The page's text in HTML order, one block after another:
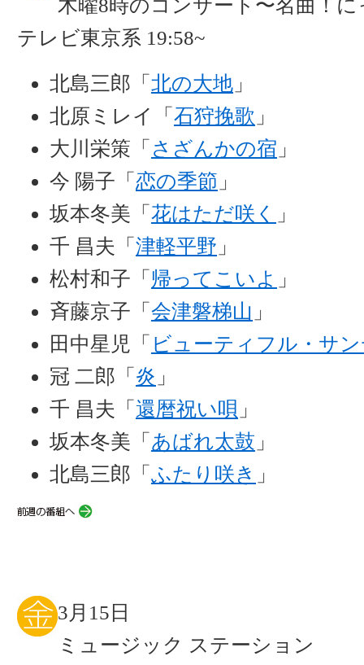
木曜8時のコンサート〜名曲！
テレビ東京系 19:58~
北島三郎「 北の大地 」
北原ミレイ「 石狩挽歌 」
大川栄策「 さざんかの宿 」
今 陽子「 恋の季節 」
坂本冬美「 花はただ咲く
」
千 昌夫「 津軽平野 」
松村和子「 帰ってこいよ 」
斉藤京子「 会津磐梯山 」
田中星児「 ビューティフル・サ
冠 二郎「 炎 」
千 昌夫「 還暦祝い唄 」
坂本冬美「 あばれ太鼓 」
北島三郎「 ふたり咲き 」
3月15日
ミュージック ステーション